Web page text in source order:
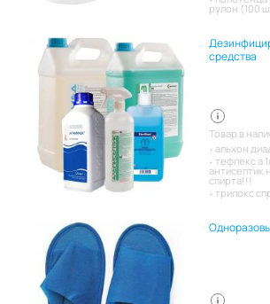
рулон (100
средства
Товар в
альхон
тефлекс а
антисептик
спирта!!!
трилокс